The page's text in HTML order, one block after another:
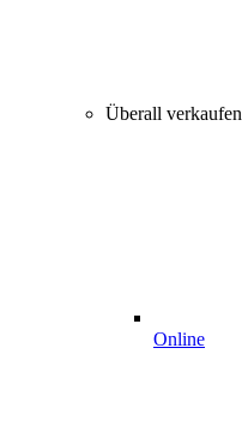
Überall verkaufen
Online